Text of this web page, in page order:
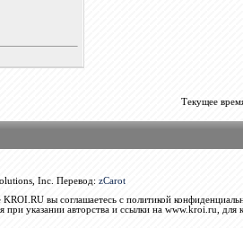
Текущее
Inc. Перевод: zCarot
вы соглашаетесь с политикой
при указании авторства и ссылки на www.kroi.ru, для